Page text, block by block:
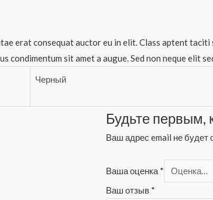
erat consequat auctor eu in elit. Class aptent
condimentum sit amet a augue. Sed non neque elit
Черный
Будьте первым,
Ваш адрес email не будет
Ваша оценка *
Ваш отзыв *